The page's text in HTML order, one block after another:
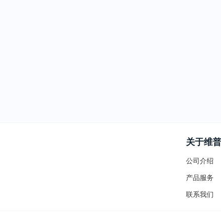
关于维普
公司介绍
产品服务
联系我们